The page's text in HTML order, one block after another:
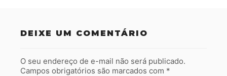
DEIXE UM COMENTÁRIO
O seu endereço de e-mail não será publicado.
Campos obrigatórios são marcados com *